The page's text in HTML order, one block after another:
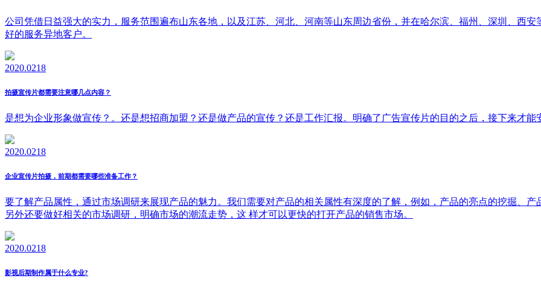
公司凭借日益强大的实力，服务范围遍布山东各地，以及江苏、河北、河南等山东周边省份，并在哈尔滨、福州、深圳、西
好的服务异地客户。
2020.0218
拍摄宣传片都需要注意哪几点内容？
是想为企业形象做宣传？。还是想招商加盟？还是做产品的宣传？还是工作汇报。明确了广告宣传片的目的之后，接下来才能
2020.0218
企业宣传片拍摄，前期都需要哪些准备工作？
要了解产品属性，通过市场调研来展现产品的魅力。我们需要对产品的相关属性有深度的了解，例如，产品的亮点的挖掘、
另外还要做好相关的市场调研，明确市场的潮流走势，这 样才可以更快的打开产品的销售市场。
2020.0218
影视后期制作属于什么专业?